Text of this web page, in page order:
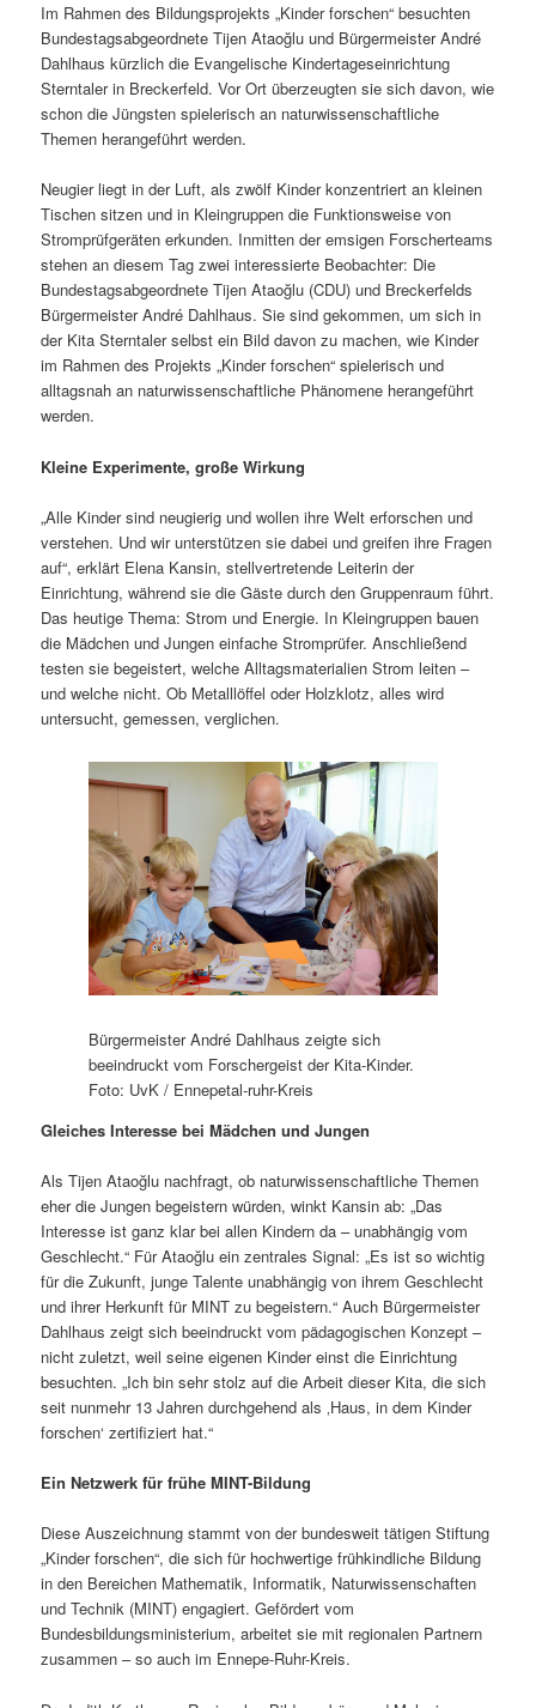
Im Rahmen des Bildungsprojekts „Kinder forschen“ besuchten
Bundestagsabgeordnete Tijen Ataoğlu und Bürgermeister André
Dahlhaus kürzlich die Evangelische Kindertageseinrichtung
Sterntaler in Breckerfeld. Vor Ort überzeugten sie sich davon, wie
schon die Jüngsten spielerisch an naturwissenschaftliche
Themen herangeführt werden.
Neugier liegt in der Luft, als zwölf Kinder konzentriert an kleinen
Tischen sitzen und in Kleingruppen die Funktionsweise von
Stromprüfgeräten erkunden. Inmitten der emsigen Forscherteams
stehen an diesem Tag zwei interessierte Beobachter: Die
Bundestagsabgeordnete Tijen Ataoğlu (CDU) und Breckerfelds
Bürgermeister André Dahlhaus. Sie sind gekommen, um sich in
der Kita Sterntaler selbst ein Bild davon zu machen, wie Kinder
im Rahmen des Projekts „Kinder forschen“ spielerisch und
alltagsnah an naturwissenschaftliche Phänomene herangeführt
werden.
Kleine Experimente, große Wirkung
„Alle Kinder sind neugierig und wollen ihre Welt erforschen und
verstehen. Und wir unterstützen sie dabei und greifen ihre Fragen
auf“, erklärt Elena Kansin, stellvertretende Leiterin der
Einrichtung, während sie die Gäste durch den Gruppenraum führt.
Das heutige Thema: Strom und Energie. In Kleingruppen bauen
die Mädchen und Jungen einfache Stromprüfer. Anschließend
testen sie begeistert, welche Alltagsmaterialien Strom leiten –
und welche nicht. Ob Metalllöffel oder Holzklotz, alles wird
untersucht, gemessen, verglichen.
Bürgermeister André Dahlhaus zeigte sich
beeindruckt vom Forschergeist der Kita-Kinder.
Foto: UvK / Ennepetal-ruhr-Kreis
Gleiches Interesse bei Mädchen und Jungen
Als Tijen Ataoğlu nachfragt, ob naturwissenschaftliche Themen
eher die Jungen begeistern würden, winkt Kansin ab: „Das
Interesse ist ganz klar bei allen Kindern da – unabhängig vom
Geschlecht.“ Für Ataoğlu ein zentrales Signal: „Es ist so wichtig
für die Zukunft, junge Talente unabhängig von ihrem Geschlecht
und ihrer Herkunft für MINT zu begeistern.“ Auch Bürgermeister
Dahlhaus zeigt sich beeindruckt vom pädagogischen Konzept –
nicht zuletzt, weil seine eigenen Kinder einst die Einrichtung
besuchten. „Ich bin sehr stolz auf die Arbeit dieser Kita, die sich
seit nunmehr 13 Jahren durchgehend als ‚Haus, in dem Kinder
forschen‘ zertifiziert hat.“
Ein Netzwerk für frühe MINT-Bildung
Diese Auszeichnung stammt von der bundesweit tätigen Stiftung
„Kinder forschen“, die sich für hochwertige frühkindliche Bildung
in den Bereichen Mathematik, Informatik, Naturwissenschaften
und Technik (MINT) engagiert. Gefördert vom
Bundesbildungsministerium, arbeitet sie mit regionalen Partnern
zusammen – so auch im Ennepe-Ruhr-Kreis.